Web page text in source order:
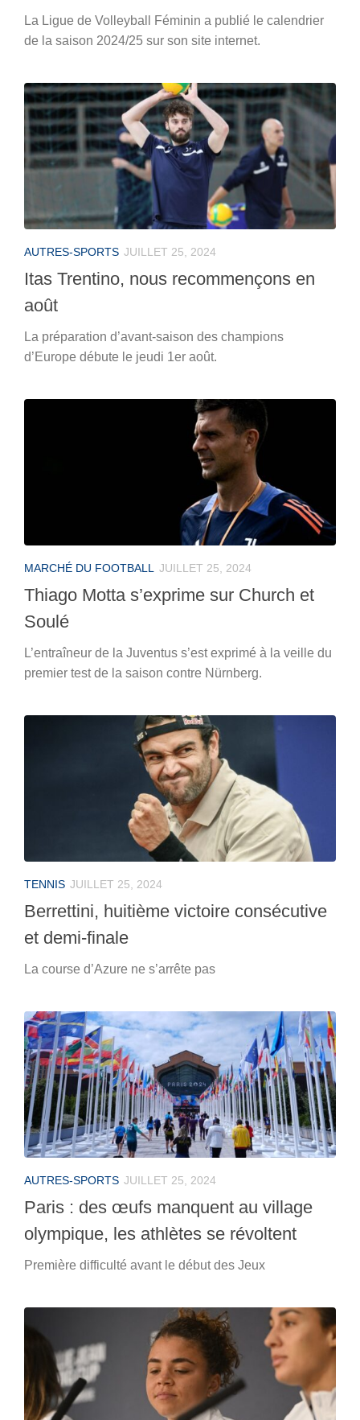
La Ligue de Volleyball Féminin a publié le calendrier
de la saison 2024/25 sur son site internet.
AUTRES-SPORTS JUILLET 25, 2024
Itas Trentino, nous recommençons en
août
La préparation d’avant-saison des champions
d’Europe débute le jeudi 1er août.
MARCHÉ DU FOOTBALL JUILLET 25, 2024
Thiago Motta s’exprime sur Church et
Soulé
L’entraîneur de la Juventus s’est exprimé à la veille du
premier test de la saison contre Nürnberg.
TENNIS JUILLET 25, 2024
Berrettini, huitième victoire consécutive
et demi-finale
La course d’Azure ne s’arrête pas
AUTRES-SPORTS JUILLET 25, 2024
Paris : des œufs manquent au village
olympique, les athlètes se révoltent
Première difficulté avant le début des Jeux